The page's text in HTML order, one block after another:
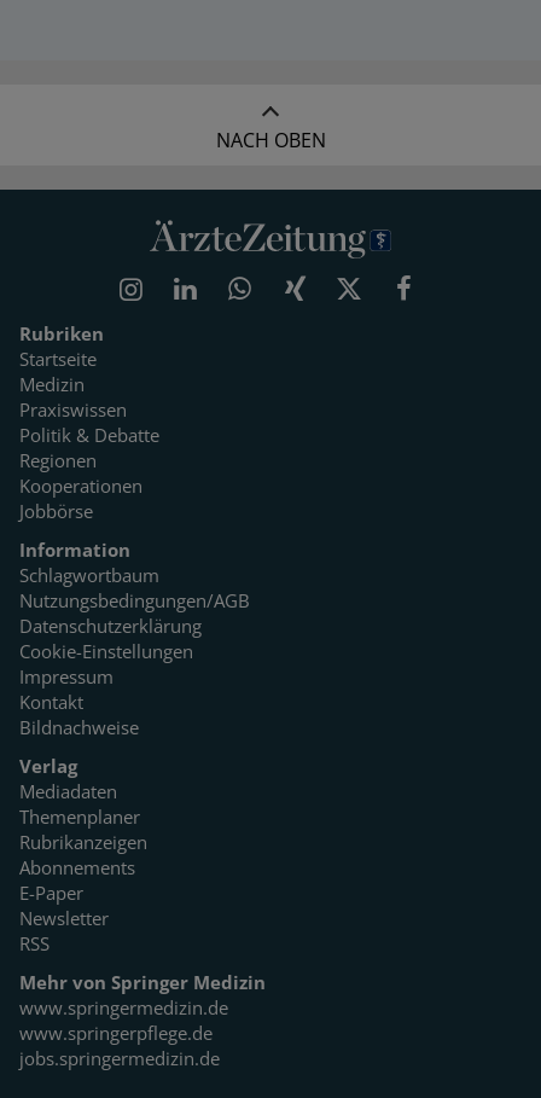
NACH OBEN
Rubriken
Startseite
Medizin
Praxiswissen
Politik & Debatte
Regionen
Kooperationen
Jobbörse
Information
Schlagwortbaum
Nutzungsbedingungen/AGB
Datenschutzerklärung
Cookie-Einstellungen
Impressum
Kontakt
Bildnachweise
Verlag
Mediadaten
Themenplaner
Rubrikanzeigen
Abonnements
E-Paper
Newsletter
RSS
Mehr von Springer Medizin
www.springermedizin.de
www.springerpflege.de
jobs.springermedizin.de